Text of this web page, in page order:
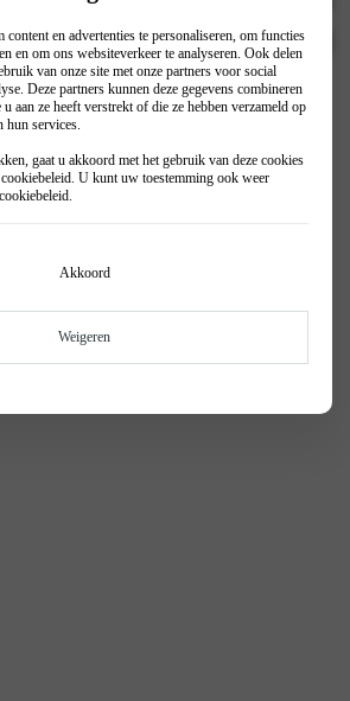
content en advertenties te personaliseren, om functies
en om ons websiteverkeer te analyseren. Ook delen
van onze site met onze partners voor social
Deze partners kunnen deze gegevens combineren
aan ze heeft verstrekt of die ze hebben verzameld op
hun services.
gaat u akkoord met het gebruik van deze cookies
cookiebeleid. U kunt uw toestemming ook weer
cookiebeleid.
Akkoord
Weigeren
Privacy Policy
Realisatie door PowerKraut